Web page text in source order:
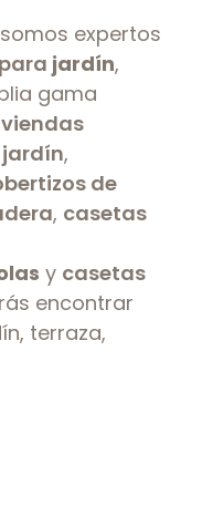
expertos
jardín,
gama
,
de
, casetas
y casetas
encontrar
terraza,